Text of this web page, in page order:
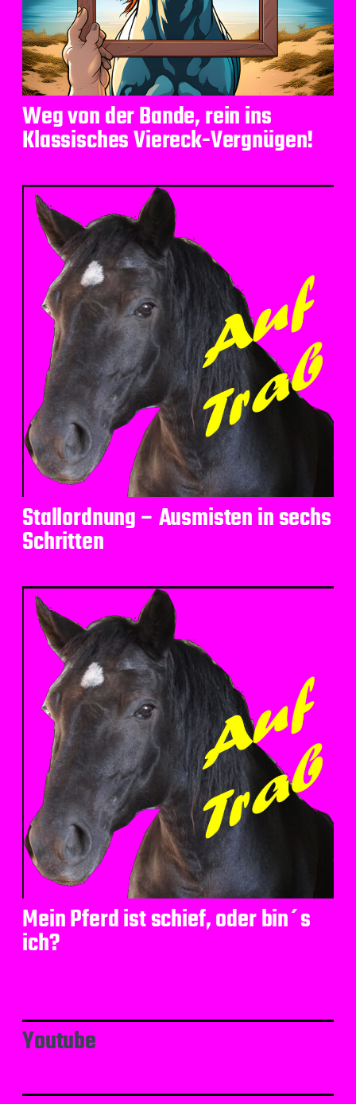
Weg von der Bande, rein ins
Klassisches Viereck-Vergnügen!
Stallordnung – Ausmisten in sechs
Schritten
Mein Pferd ist schief, oder bin´s
ich?
Youtube